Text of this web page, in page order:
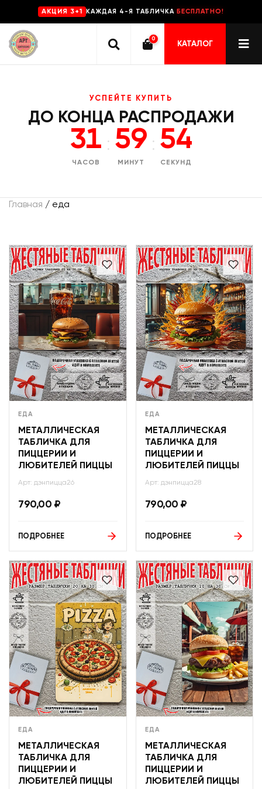
AKЦИЯ 3+1 КАЖДАЯ 4-Я ТАБЛИЧКА БЕСПЛАТНО!
0
КАТАЛОГ
УСПЕЙТЕ КУПИТЬ
ДО КОНЦА РАСПРОДАЖИ
31
ЧАСОВ
: 59
МИНУТ
: 54
СЕКУНД
Главная / еда
ЕДА
МЕТАЛЛИЧЕСКАЯ
ТАБЛИЧКА ДЛЯ
ПИЦЦЕРИИ И
ЛЮБИТЕЛЕЙ ПИЦЦЫ
Арт: дэнпицца26
790,00 ₽
ПОДРОБНЕЕ
ЕДА
МЕТАЛЛИЧЕСКАЯ
ТАБЛИЧКА ДЛЯ
ПИЦЦЕРИИ И
ЛЮБИТЕЛЕЙ ПИЦЦЫ
Арт: дэнпицца28
790,00 ₽
ПОДРОБНЕЕ
ЕДА
МЕТАЛЛИЧЕСКАЯ
ТАБЛИЧКА ДЛЯ
ПИЦЦЕРИИ И
ЛЮБИТЕЛЕЙ ПИЦЦЫ
ЕДА
МЕТАЛЛИЧЕСКАЯ
ТАБЛИЧКА ДЛЯ
ПИЦЦЕРИИ И
ЛЮБИТЕЛЕЙ ПИЦЦЫ